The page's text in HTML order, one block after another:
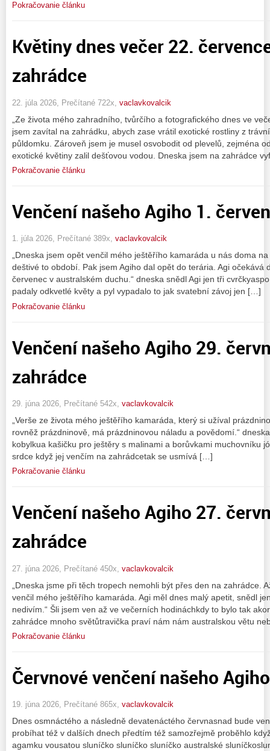
Pokračovanie článku
Květiny dnes večer 22.
zahrádce
22. júla 2026, Prečítané 722x, vaclavkovalcik
„Ze života mého zahradního, tvůrčího a fotografického dnes ve
jsem zavítal na zahrádku, abych zase vrátil exotické rostliny z
půldomku. Zároveň jsem je musel osvobodit od plevelů, zejména
exotické květiny zalil dešťovou vodou. Dneska jsem na zahrádce
Pokračovanie článku
Venčení našeho Agiho 1.
1. júla 2026, Prečítané 389x, vaclavkovalcik
„Dneska jsem opět venčil mého ještěřího kamaráda u nás doma
deštivé to období. Pak jsem Agiho dal opět do terária. Agi očekává
červenec v australském duchu.“ dneska snědl Agi jen tři
padaly odkvetlé květy a pyl vypadalo to jak svatební závoj jen […]
Pokračovanie článku
Venčení našeho Agiho 29.
zahrádce
29. júna 2026, Prečítané 542x, vaclavkovalcik
„Verše ze života mého ještěřího kamaráda, který si užíval
rovněž prázdninově, má prázdninovou náladu a povědomí.“
kobylkua kašičku pro ještěry s malinami a borůvkami muchovníku
srdce když jej venčím na zahrádcetak se usmívá […]
Pokračovanie článku
Venčení našeho Agiho 27.
zahrádce
27. júna 2026, Prečítané 450x, vaclavkovalcik
„Dneska jsme při těch tropech nemohli být přes den na zahrádce.
venčil mého ještěřího kamaráda. Agi měl dnes malý apetit, snědl
nedivím.“ Šli jsem ven až ve večerních hodináchkdy to bylo tak
zahrádce mnoho světůtravička praví nám nám australskou větu
Pokračovanie článku
Červnové venčení našeho
19. júna 2026, Prečítané 865x, vaclavkovalcik
Dnes osmnáctého a následně devatenáctého červnasnad bude
probíhat též v dalších dnech předtím též samozřejmě proběhlo
agamku vousatou sluníčko sluníčko sluníčko australské